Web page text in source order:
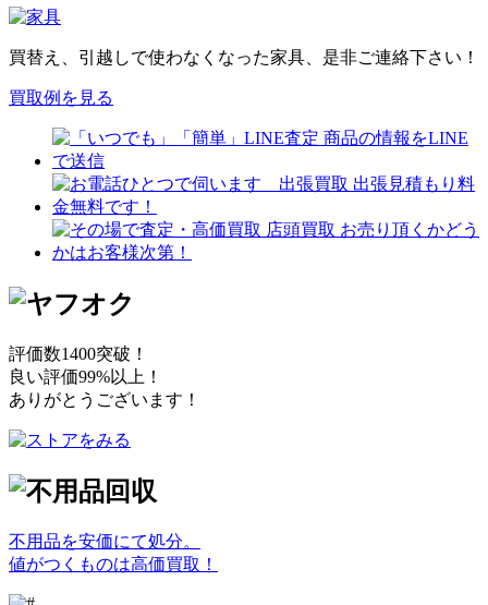
買替え、引越しで使わなくなった家具、是非ご連絡下さい！
買取例を見る
評価数1400突破！
良い評価99%以上！
ありがとうございます！
不用品を安価にて処分。
値がつくものは高価買取！